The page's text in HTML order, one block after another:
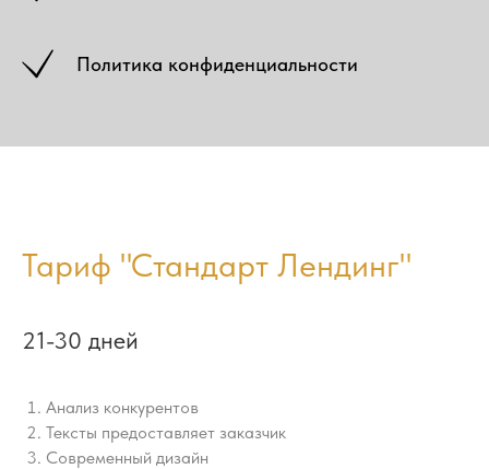
Политика конфиденциальности
Тариф "Стандарт Лендинг"
21-30 дней
Анализ конкурентов
Тексты предоставляет заказчик
Современный дизайн